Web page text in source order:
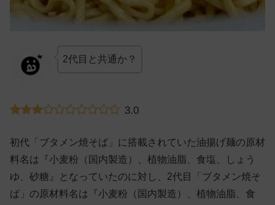
2代目と共通か？
3.0
初代「ブタメン焼そば」に搭載されていた油揚げ麺の原材
料名は『小麦粉（国内製造）、植物油脂、食塩、しょう
ゆ、砂糖』となっていたのに対し、2代目「ブタメン焼そ
ば」の原材料名は『小麦粉（国内製造）、植物油脂、食